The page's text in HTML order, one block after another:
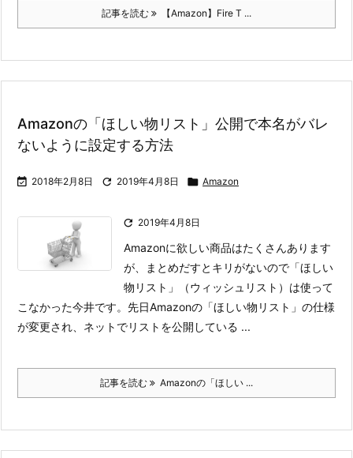
記事を読む 【Amazon】Fire T ...
Amazonの「ほしい物リスト」公開で本名がバレ
ないように設定する方法
 2018年2月8日  2019年4月8日  Amazon
 2019年4月8日
Amazonに欲しい商品はたくさんあります
が、まとめだすとキリがないので「ほしい
物リスト」（ウィッシュリスト）は使って
こなかった今井です。 先日Amazonの「ほしい物リスト」の仕様
が変更され、ネットでリストを公開している ...
記事を読む Amazonの「ほしい ...